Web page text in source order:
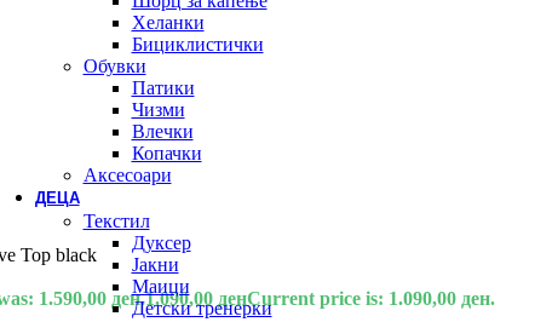
Хеланки
Бициклистички
Обувки
Патики
Чизми
Влечки
Копачки
Аксесоари
ДЕЦА
Текстил
Дуксер
Јакни
Маици
Детски тренерки
Top black
1.590,00 ден.1.090,00 денCurrent price is: 1.090,00 ден.